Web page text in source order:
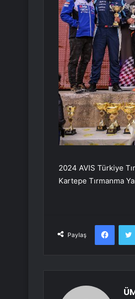
2024 AVIS Türkiye
Kartepe Tırmanma
Paylaş